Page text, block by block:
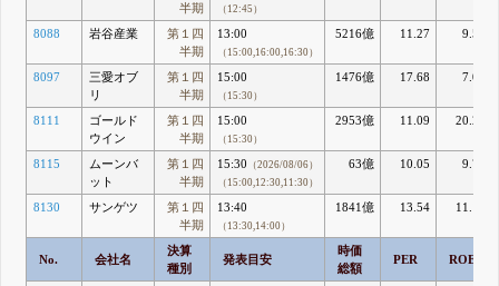
半期
（12:45）
8088 岩谷産業
第１四
半期
13:00
（15:00,16:00,16:30）
5216億 11.27 9.56
8097
三愛オブ
リ
第１四
半期
15:00
（15:30）
1476億 17.68 7.07
8111
ゴールド
ウイン
第１四
半期
15:00
（15:30）
2953億 11.09 20.25
8115
ムーンバ
ット
第１四
半期
15:30 （2026/08/06）
（15:00,12:30,11:30）
63億 10.05 9.77
8130 サンゲツ
第１四
半期
13:40
（13:30,14:00）
1841億 13.54 11.11
No. 会社名
決算
種別
発表目安
時価
総額
PER ROE